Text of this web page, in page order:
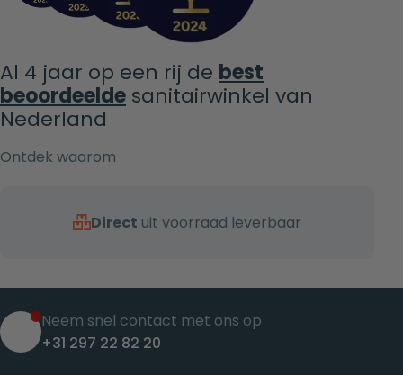
Al 4 jaar op een rij de best
beoordeelde sanitairwinkel van
Nederland
Ontdek waarom
Direct uit voorraad leverbaar
Neem snel contact met ons op
+31 297 22 82 20